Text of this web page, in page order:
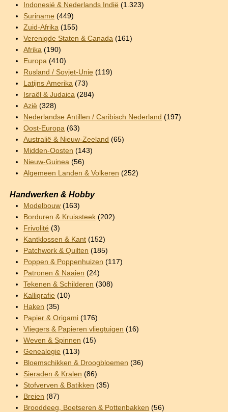
Indonesië & Nederlands Indië (1.323)
Suriname (449)
Zuid-Afrika (155)
Verenigde Staten & Canada (161)
Afrika (190)
Europa (410)
Rusland / Sovjet-Unie (119)
Latijns Amerika (73)
Israël & Judaica (284)
Azië (328)
Nederlandse Antillen / Caribisch Nederland (197)
Oost-Europa (63)
Australië & Nieuw-Zeeland (65)
Midden-Oosten (143)
Nieuw-Guinea (56)
Algemeen Landen & Volkeren (252)
Handwerken & Hobby
Modelbouw (163)
Borduren & Kruissteek (202)
Frivolité (3)
Kantklossen & Kant (152)
Patchwork & Quilten (185)
Poppen & Poppenhuizen (117)
Patronen & Naaien (24)
Tekenen & Schilderen (308)
Kalligrafie (10)
Haken (35)
Papier & Origami (176)
Vliegers & Papieren vliegtuigen (16)
Weven & Spinnen (15)
Genealogie (113)
Bloemschikken & Droogbloemen (36)
Sieraden & Kralen (86)
Stofverven & Batikken (35)
Breien (87)
Brooddeeg, Boetseren & Pottenbakken (56)